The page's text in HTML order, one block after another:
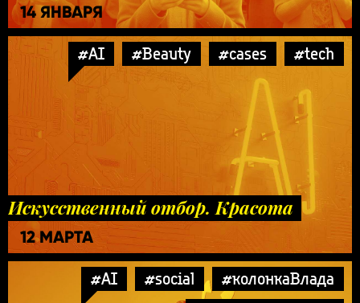
14 ЯНВАРЯ
#AI #Beauty #cases #tech
Искусственный отбор. Красота
12 МАРТА
#AI #social
#колонкаВлада